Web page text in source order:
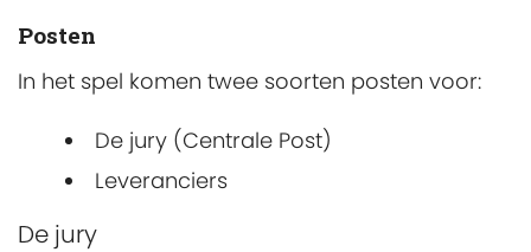
Posten
In het spel komen twee soorten posten voor:
De jury (Centrale Post)
Leveranciers
De jury